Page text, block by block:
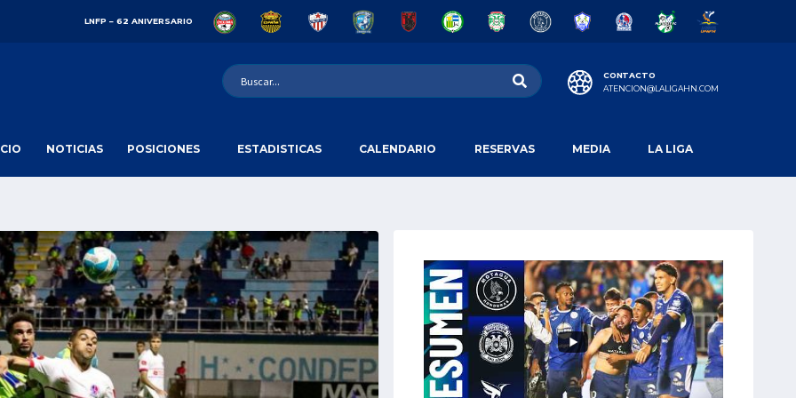
LNFP – 62 ANIVERSARIO
CONTACTO
ATENCION@LALIGAHN.COM
NOTICIAS POSICIONES ESTADISTICAS CALENDARIO RESERVAS MEDIA LA LIGA